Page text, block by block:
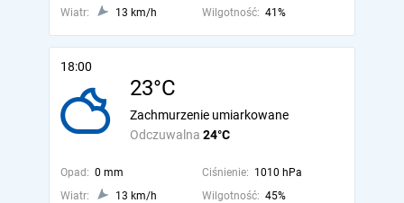
Wiatr:
13 km/h Wilgotność: 41%
18:00
23°C
Odczuwalna 24°C
Zachmurzenie umiarkowane
Opad: 0 mm Ciśnienie: 1010 hPa
Wiatr:
13 km/h Wilgotność: 45%